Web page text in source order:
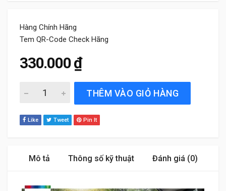
Hàng Chính Hãng
Tem QR-Code Check Hãng
330.000₫
Gạt Mưa Sau Xe Kia Morning (2010 đến 2025) Bosch
THÊM VÀO GIỎ HÀNG
Like Tweet Pin It
Mô tả Thông số kỹ thuật Đánh giá (0)